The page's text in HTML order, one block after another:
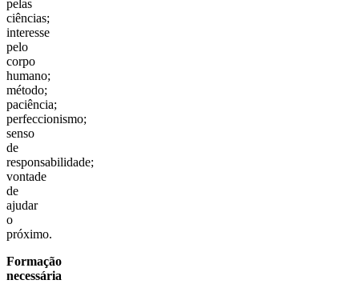
pelas
ciências;
interesse
pelo
corpo
humano;
método;
paciência;
perfeccionismo;
senso
de
responsabilidade;
vontade
de
ajudar
o
próximo.
Formação
necessária